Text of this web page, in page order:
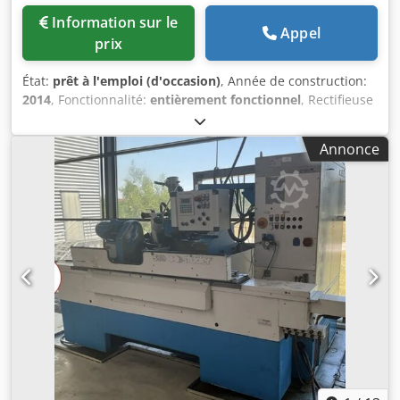
prix
Appel
État: prêt à l'emploi (d'occasion), Année de construction:
2014, Fonctionnalité: entièrement fonctionnel, Rectifieuse
plane d'occasion Rheinberg Rétrofit 2012-2014 avec 80
000,00 € : nouvelle table magnétique Wagner Dcsdpfx
Ajycgnrop Ejk Nouvel automate Siemens Filtres neufsAnnonce